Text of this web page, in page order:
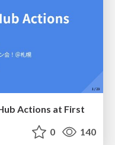
Actions at First
0 140